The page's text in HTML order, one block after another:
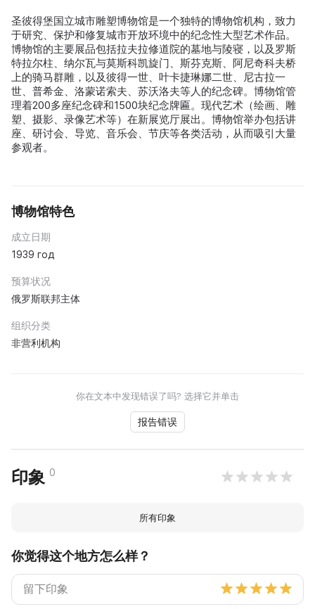
圣彼得堡国立城市雕塑博物馆是一个独特的博物馆机构，致力
于研究、保护和修复城市开放环境中的纪念性大型艺术作品。
博物馆的主要展品包括拉夫拉修道院的墓地与陵寝，以及罗斯
特拉尔柱、纳尔瓦与莫斯科凯旋门、斯芬克斯、阿尼奇科夫桥
上的骑马群雕，以及彼得一世、叶卡捷琳娜二世、尼古拉一
世、普希金、洛蒙诺索夫、苏沃洛夫等人的纪念碑。博物馆管
理着200多座纪念碑和1500块纪念牌匾。现代艺术（绘画、雕
塑、摄影、录像艺术等）在新展览厅展出。博物馆举办包括讲
座、研讨会、导览、音乐会、节庆等各类活动，从而吸引大量
参观者。
博物馆特色
成立日期
1939 год
预算状况
俄罗斯联邦主体
组织分类
非营利机构
你在文本中发现错误了吗? 选择它并单击
报告错误
印象 0
所有印象
你觉得这个地方怎么样？